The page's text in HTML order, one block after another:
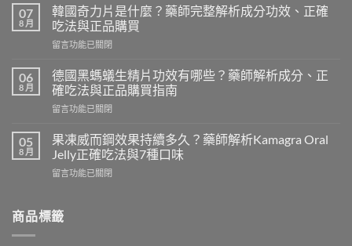
增
大
丸
評
如
何？
藥
師
析
成
正
法
07
8 月
韓國奇力片是什麼？藥師完整解析成分功效、正確
吃法與正品購買
在
國
奇
力
片
什
麼？
師
解
留言功能已關閉
06
8 月
德國黑螞蟻生精片功效有哪些？藥師解析成分、正
確吃法與正品購買指南
在
國
黑
螞
蟻
片
留言功能已關閉
05
8 月
果凍威而鋼效果持續多久？藥師解析Kamagra Oral
Jelly正確吃法與7種口味
在
威
而
留言功能已關閉
商品標籤